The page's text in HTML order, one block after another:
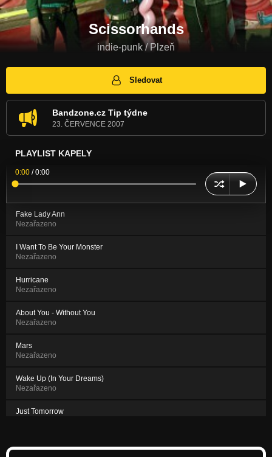
Scissorhands
indie-punk / Plzeň
Sledovat
Bandzone.cz Tip týdne
23. ČERVENCE 2007
PLAYLIST KAPELY
0:00 /0:00
Fake Lady Ann
Nezařazeno
I Want To Be Your Monster
Nezařazeno
Hurricane
Nezařazeno
About You - Without You
Nezařazeno
Mars
Nezařazeno
Wake Up (In Your Dreams)
Nezařazeno
Just Tomorrow